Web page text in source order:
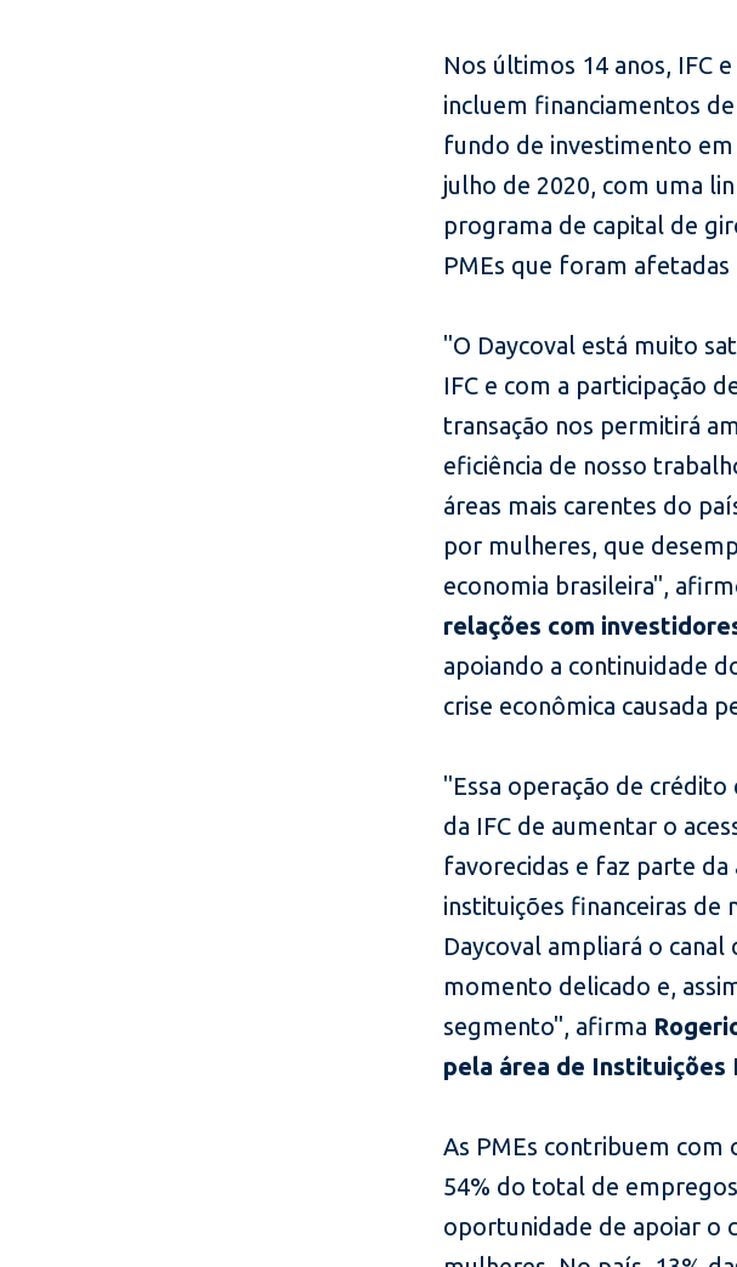
Nos últimos 14 anos, IFC
incluem financiamentos
fundo de investimento
julho de 2020, com uma
programa de capital de
PMEs que foram afetadas
"O Daycoval está muito
IFC e com a participação
transação nos permitirá
eficiência de nosso
áreas mais carentes do
por mulheres, que
economia brasileira",
relações com
apoiando a continuidade
crise econômica causada
"Essa operação de
da IFC de aumentar o
favorecidas e faz parte
instituições financeiras de
Daycoval ampliará o
momento delicado e,
segmento", afirma
pela área de Instituições
As PMEs contribuem com
54% do total de
oportunidade de apoiar o